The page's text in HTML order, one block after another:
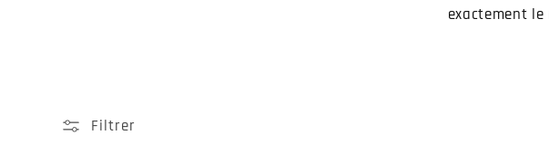
exactement le
Filtrer